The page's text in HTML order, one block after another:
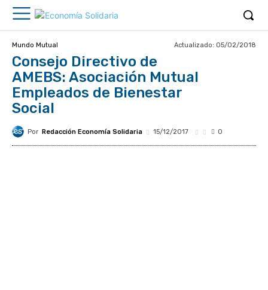
Mundo Mutual Actualizado: 05/02/2018
Consejo Directivo de
AMEBS: Asociación Mutual
Empleados de Bienestar
Social
Por Redacción Economía Solidaria 15/12/2017 0